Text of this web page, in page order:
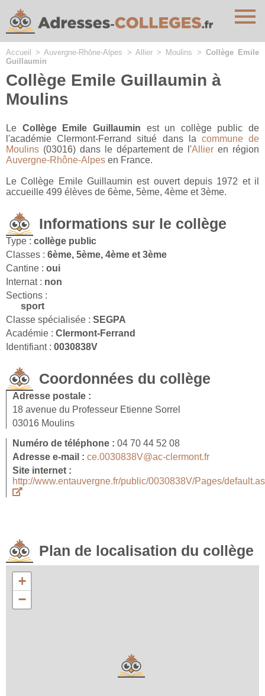
Accueil >Auvergne-Rhône-Alpes > Allier> Moulins > Collège Emile
Guillaumin
Collège Emile Guillaumin à
Moulins
Le Collège Emile Guillaumin est un collège public de
l'académie Clermont-Ferrand situé dans la commune de
Moulins (03016) dans le département de l'Allier en région
Auvergne-Rhône-Alpes en France.
Le Collège Emile Guillaumin est ouvert depuis 1972 et il
accueille 499 élèves de 6ème, 5ème, 4ème et 3ème.
Informations sur le collège
Type : collège public
Classes : 6ème, 5ème, 4ème et 3ème
Cantine : oui
Internat : non
Sections :
sport
Classe spécialisée : SEGPA
Académie : Clermont-Ferrand
Identifiant : 0030838V
Coordonnées du collège
Adresse postale :
18 avenue du Professeur Etienne Sorrel
03016 Moulins
Numéro de téléphone : 04 70 44 52 08
Adresse e-mail : ce.0030838V@ac-clermont.fr
Site internet :
http://www.entauvergne.fr/public/0030838V/Pages/
Plan de localisation du collège
+
−